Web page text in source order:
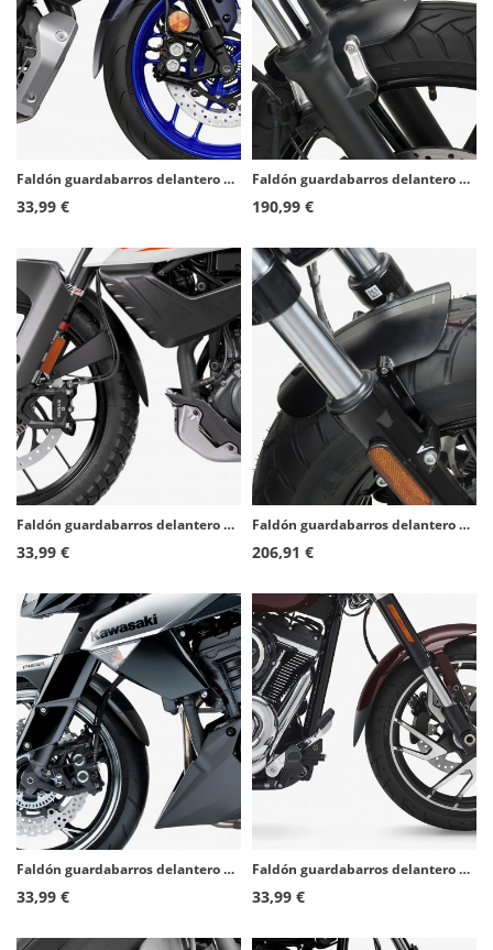
Faldón guardabarros delantero Puig 22684N para Yamaha MT-07 (25-26), Tracer 7 (25-26)
33,99 €
Faldón guardabarros delantero Puig 9673N para Kawasaki Vulcan S (15-25)
190,99 €
Faldón guardabarros delantero Puig 21168N para KTM 390 Adventure (20-24)
33,99 €
Faldón guardabarros delantero Puig 9739N para Indian Scout Classic (18-20)
206,91 €
Faldón guardabarros delantero Puig 5782N para Kawasaki Z1000 (10-14)
33,99 €
Faldón guardabarros delantero Puig 21642N para Harley Davidson Low Rider/S/ST, Sport Glide, 883 SuperLow, Forty-Eight
33,99 €